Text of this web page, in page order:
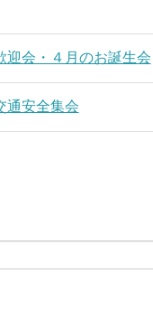
迎会・４月のお誕生会
通安全集会